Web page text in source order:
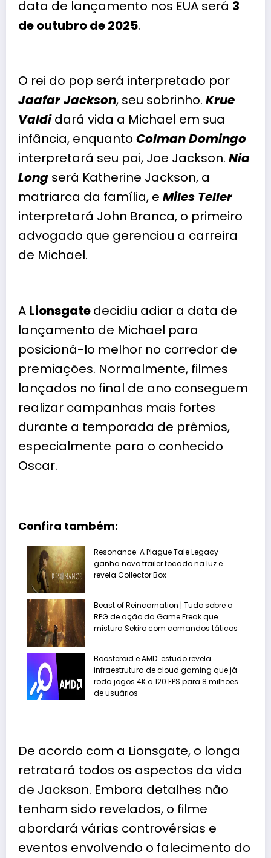
data de lançamento nos EUA será 3
de outubro de 2025.
O rei do pop será interpretado por
Jaafar Jackson, seu sobrinho. Krue
Valdidará vida a Michael em sua
infância, enquanto Colman Domingo
interpretará seu pai, Joe Jackson. Nia
Long será Katherine Jackson, a
matriarca da família, e Miles Teller
interpretará John Branca, o primeiro
advogado que gerenciou a carreira
de Michael.
A Lionsgatedecidiu adiar a data de
lançamento de Michael para
posicioná-lo melhor no corredor de
premiações. Normalmente, filmes
lançados no final de ano conseguem
realizar campanhas mais fortes
durante a temporada de prêmios,
especialmente para o conhecido
Oscar.
Confira também:
Resonance: A Plague Tale Legacy
ganha novo trailer focado na luz e
revela Collector Box
Beast of Reincarnation | Tudo sobre o
RPG de ação da Game Freak que
mistura Sekiro com comandos táticos
Boosteroid e AMD: estudo revela
infraestrutura de cloud gaming que já
roda jogos 4K a 120 FPS para 8 milhões
de usuários
De acordo com a Lionsgate, o longa
retratará todos os aspectos da vida
de Jackson. Embora detalhes não
tenham sido revelados, o filme
abordará várias controvérsias e
eventos envolvendo o falecimento do